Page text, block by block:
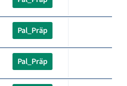
Pal_Präp
Pal_Präp